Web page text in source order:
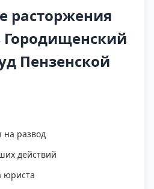
расторжения
Городищенский
Пензенской
на развод
действий
юриста